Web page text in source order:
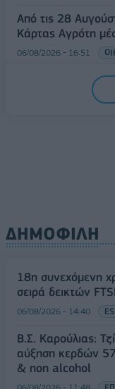
Από τις 28
Κάρτας Αγρότη
06/08/2026 - 16:51
ΔΗΜΟΦΙΛΗ
18η συνεχόμενη
σειρά δεικτών
06/08/2026 - 14:40
Β.Σ. Καρούλιας:
αύξηση κερδών
& non alcohol